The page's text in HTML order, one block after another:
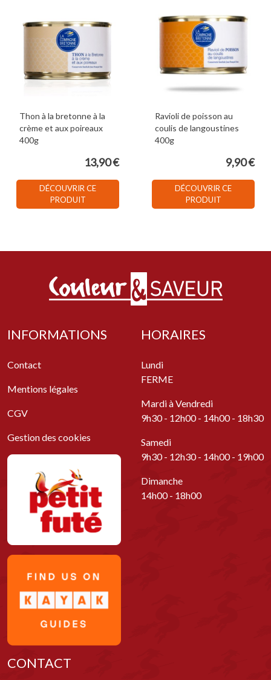
Thon à la bretonne à la
crème et aux poireaux
400g
13,90 €
DÉCOUVRIR CE
PRODUIT
Ravioli de poisson au
coulis de langoustines
400g
9,90 €
DÉCOUVRIR CE
PRODUIT
INFORMATIONS
Contact
Mentions légales
CGV
Gestion des cookies
HORAIRES
Lundi
FERME
Mardi à Vendredi
9h30 - 12h00 - 14h00 - 18h30
Samedi
9h30 - 12h30 - 14h00 - 19h00
Dimanche
14h00 - 18h00
CONTACT